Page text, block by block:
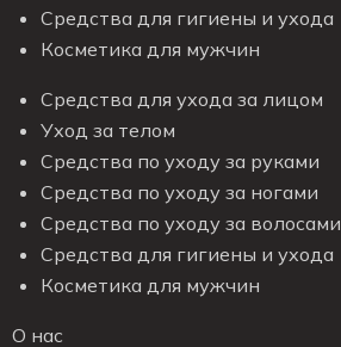
Средства для гигиены и ухода
Косметика для мужчин
Средства для ухода за лицом
Уход за телом
Средства по уходу за руками
Средства по уходу за ногами
Средства по уходу за волосами
Средства для гигиены и ухода
Косметика для мужчин
О нас